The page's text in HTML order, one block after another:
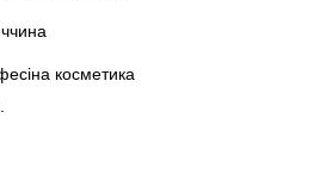
косметика